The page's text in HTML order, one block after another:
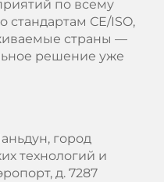
по всему
стандартам СЕ/ISO,
страны —
решение уже
город
технологий и
д. 7287